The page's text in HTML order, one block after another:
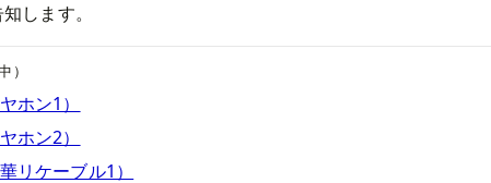
します。
）
ホン1）
ホン2）
リケーブル1）